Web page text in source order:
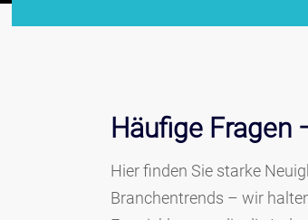
Häufige Fragen
Hier finden Sie starke
Branchentrends – wir